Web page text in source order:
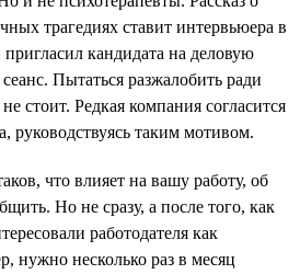
трагедиях ставит интервьюера в
кандидата на деловую
Пытаться разжалобить ради
стоит. Редкая компания согласится
руководствуясь таким мотивом.
что влияет на вашу работу, об
Но не сразу, а после того, как
работодателя как
нужно несколько раз в месяц